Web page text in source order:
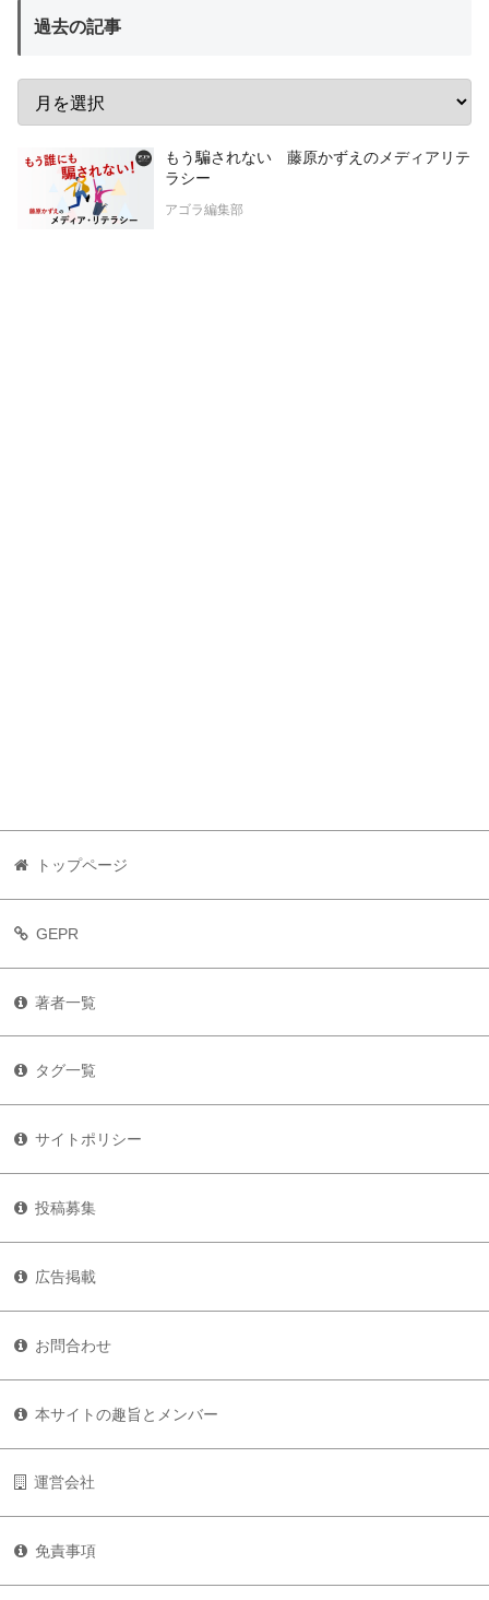
過去の記事
もう騙されない 藤原かずえのメディアリテ
ラシー
アゴラ編集部
トップページ
GEPR
著者一覧
タグ一覧
サイトポリシー
投稿募集
広告掲載
お問合わせ
本サイトの趣旨とメンバー
運営会社
免責事項